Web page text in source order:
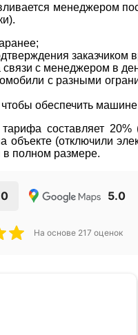
менеджером
заказчиком
с менеджером в
с разными
обеспечить
составляет
объекте (отключили
в полном размере.
5.0
На основе 217 оценок